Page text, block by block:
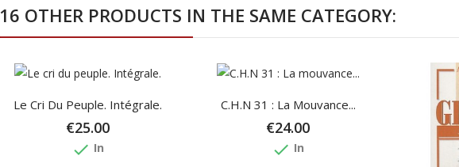
16 OTHER PRODUCTS IN THE SAME CATEGORY:
Le Cri Du Peuple. Intégrale.
€25.00
done In
C.H.N 31 : La Mouvance...
€24.00
done In